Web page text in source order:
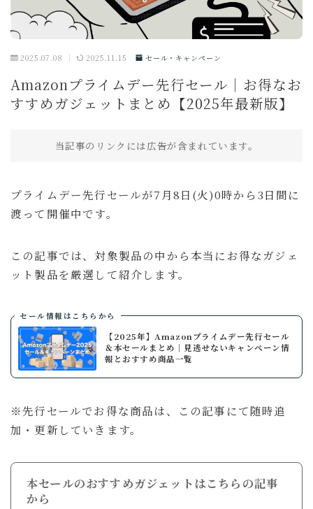
デスク周り
PC
オーディオ
スマホ・タブレット
買ってよかったもの
旅のこと
通信・回線
暮らし
趣味・エンタメ
セール・キャンペーン
お問い合わせ
Amazon
2025.07.08 2025.11.15 セール・キャンペーン
Amazonプライムデー先行セール│お得なお
すすめガジェットまとめ【2025年最新版】
当記事のリンクには広告が含まれています。
プライムデー先行セールが7月8日(火)0時から3日間に
渡って開催中です。
この記事では、対象製品の中から本当にお得なガジェ
ット製品を厳選して紹介します。
セール情報はこちらから
【2025年】Amazonプライムデー先行セール
＆本セールまとめ｜見逃せないキャンペーン情
報とおすすめ商品一覧
※先行セールでお得な商品は、この記事にて随時追
加・更新していきます。
本セールのおすすめガジェットはこちらの記事
から